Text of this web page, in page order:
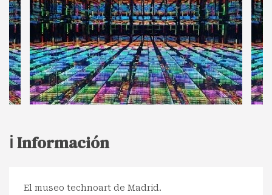
ℹ️ Información
El museo technoart de Madrid.